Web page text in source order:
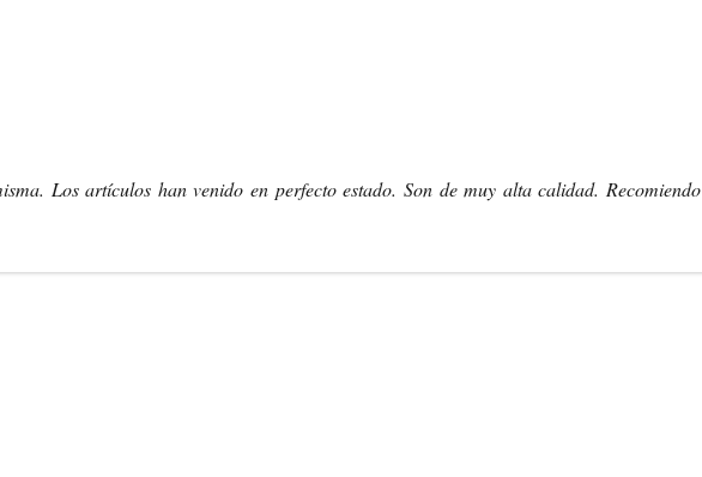
Los artículos han venido en perfecto estado. Son de muy alta calidad. Recomiendo